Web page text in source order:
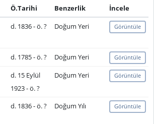
Ö.Tarihi
Benzerlik
İncele
d. 1836 - ö. ? Doğum Yeri Görüntüle
d. 1785 - ö. ? Doğum Yeri Görüntüle
d. 15 Eylül
1923 - ö. ?
Doğum Yeri Görüntüle
d. 1836 - ö. ? Doğum Yılı Görüntüle